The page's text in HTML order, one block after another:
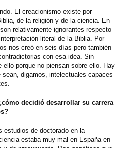
El creacionismo existe por
de la religión y de la ciencia. En
relativamente ignorantes respecto
literal de la Biblia. Por
nos creó en seis días pero también
con esa idea. Sin
ello porque no piensan sobre ello. Hay
digamos, intelectuales capaces
decidió desarrollar su carrera
estudios de doctorado en la
estaba muy mal en España en